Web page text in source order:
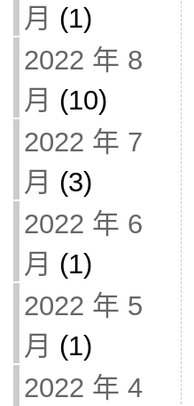
月 (1)
2022 年 8
月 (10)
2022 年 7
月 (3)
2022 年 6
月 (1)
2022 年 5
月 (1)
2022 年 4